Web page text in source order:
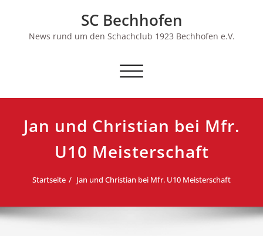
SC Bechhofen
News rund um den Schachclub 1923 Bechhofen e.V.
Schalte
Jan und Christian bei Mfr.
U10 Meisterschaft
Startseite Jan und Christian bei Mfr. U10 Meisterschaft